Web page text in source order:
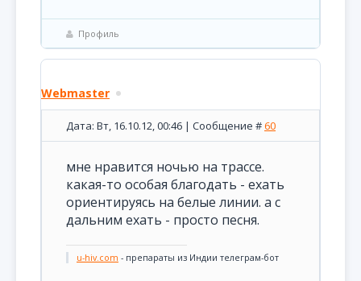
Профиль
Webmaster
Дата: Вт, 16.10.12, 00:46 | Сообщение #60
мне нравится ночью на трассе.
какая-то особая благодать - ехать
ориентируясь на белые линии. а с
дальним ехать - просто песня.
u-hiv.com - препараты из Индии телеграм-бот